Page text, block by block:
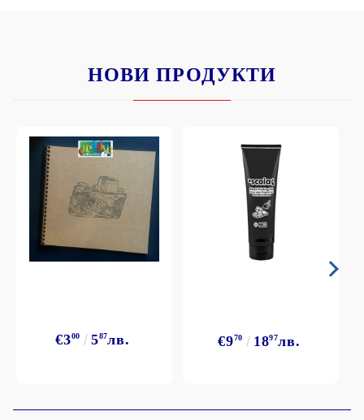
НОВИ ПРОДУКТИ
€300 587лв. €970 1897лв.